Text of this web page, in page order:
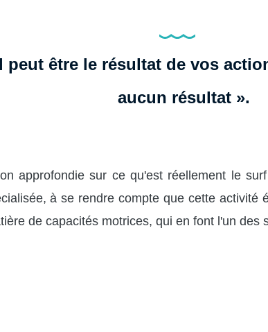
peut être le résultat de vos
aucun résultat ».
approfondie sur ce qu'est réellement le
à se rendre compte que cette activité
de capacités motrices, qui en font l'un des